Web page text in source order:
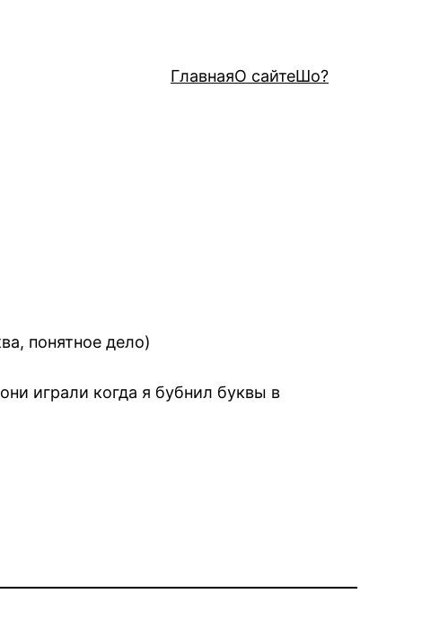
ГлавнаяО сайтеШо?
понятное дело)
играли когда я бубнил буквы в